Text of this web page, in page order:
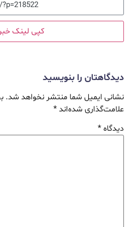
کپی لینک خبر
دیدگاهتان را بنویسید
نشانی ایمیل شما منتشر نخواهد شد.
علامت‌گذاری شده‌اند*
دیدگاه*